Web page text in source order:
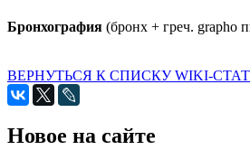
Бронхография (бронх + греч. grapho
ВЕРНУТЬСЯ К СПИСКУ WIKI-
Новое на сайте